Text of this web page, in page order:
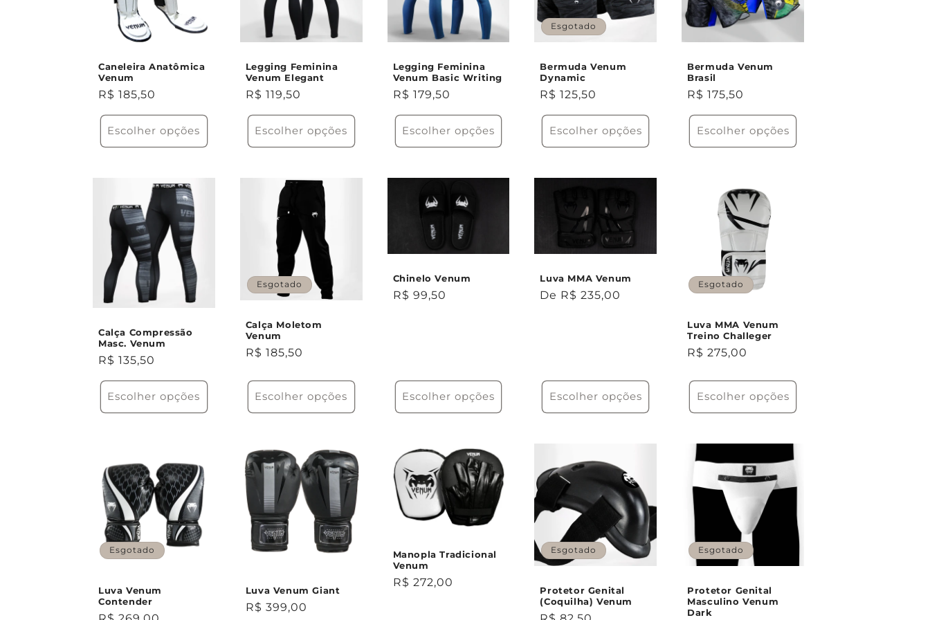
Caneleira Anatômica
Venum
Preço
R$ 185,50
Escolher opções
Legging Feminina
Venum Elegant
Preço
R$ 119,50
Escolher opções
Legging Feminina
Venum Basic Writing
Preço
R$ 179,50
Escolher opções
Esgotado
Bermuda Venum
Dynamic
Preço
R$ 125,50
Escolher opções
Bermuda Venum
Brasil
Preço
R$ 175,50
Escolher opções
Calça Compressão
Masc. Venum
Preço
normal
R$ 135,50
Escolher opções
Esgotado
Calça Moletom
Venum
Preço
R$ 185,50
Escolher opções
Chinelo Venum
Preço
R$ 99,50
Escolher opções
Luva MMA Venum
Preço
De R$ 235,00
Escolher opções
Esgotado
Luva MMA Venum
Treino Challeger
Preço
R$ 275,00
Escolher opções
Esgotado
Luva Venum
Contender
Luva Venum Giant
Preço
R$ 399,00
Manopla Tradicional
Venum
Preço
R$ 272,00
Esgotado
Protetor Genital
(Coquilha) Venum
Esgotado
Protetor Genital
Masculino Venum
Dark